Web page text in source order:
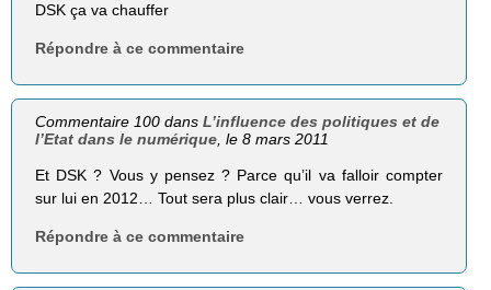
DSK ça va chauffer
Répondre à ce commentaire
Commentaire 100 dansL’influence des politiques et de
l’Etat dans le numérique, le 8 mars 2011
Et DSK ? Vous y pensez ? Parce qu’il va falloir compter
sur lui en 2012… Tout sera plus clair… vous verrez.
Répondre à ce commentaire